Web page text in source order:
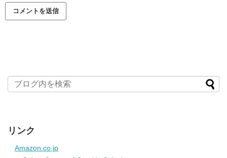
リンク
Amazon.co.jp